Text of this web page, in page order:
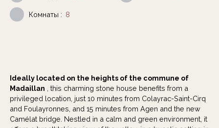
Комнаты : 8
Ideally located on the heights of the commune of
Madaillan , this charming stone house benefits from a
privileged location, just 10 minutes from Colayrac-Saint-Cirq
and Foulayronnes, and 15 minutes from Agen and the new
Camélat bridge. Nestled in a calm and green environment, it